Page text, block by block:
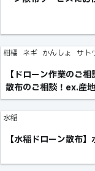
柑橘 ネギ かんしょ サト
【ドローン作業のご
散布のご相談！ex.産
水稲
【水稲ドローン散布